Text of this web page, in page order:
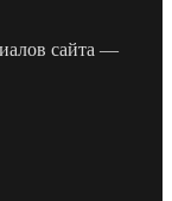
сайта —